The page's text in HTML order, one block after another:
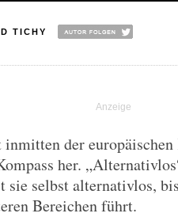
TICHY
der
her.
sie selbst alternativlos,
Bereichen führt.